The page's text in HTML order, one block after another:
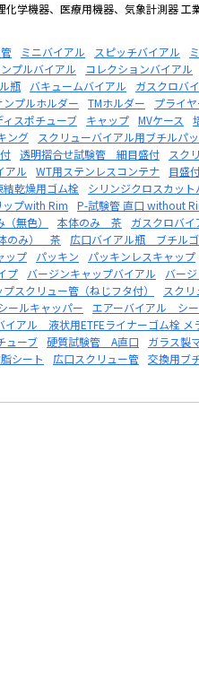
学機器、医療用機器、気象計測器
ミニバイアル スピッチバイアル
プルバイアル コレクションバイアル
瓶 バキュームバイアル ガスクロバ
ンプルホルダー TMホルダー プライ
ィスポチューブ キャップ MVケース
ング スクリューバイアル用ブチルパ
透明摺合せ試験管 細目盛付
スク
アル WT用ステンレスコンテナ 目盛
結乾燥用ゴム栓 シリンジクロスカット
ップwith Rim P-試験管 直口 without
無色） 本体のみ 茶 ガスクロバ
のみ） 茶 広口バイアル瓶 ブチル
ップ パッキン パッキンレスキャップ
プ バージンキャップバイアル バー
スクリュー管（ねじフタ付）
スク
ールキャッパー エアーバイアル シ
イアル 液状用ETFEライナーゴム栓 メ
ューブ 硬質試験管 A直口 ガラス製
シート 広口スクリュー管 交換用ブ